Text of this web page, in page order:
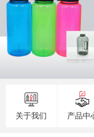
关于我们 产品中